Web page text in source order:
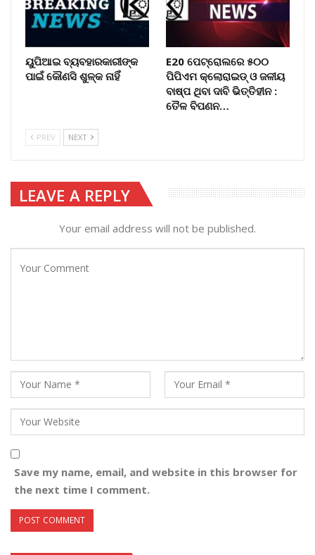
ୟୁପିଆଇ ବ୍ୟବହାରକାରୀଙ୍କ
ପାଇଁ କୌଣସି ଶୁଳ୍କ ନାହିଁ
E20 ପେଟ୍ରୋଲରେ ୫୦୦
ପିପିଏମ କ୍ଲୋରାଇଡ୍ ଓ ଜଳୀୟ
ବାଷ୍ପ ଥିବା ଦାବି ଭିତ୍ତିହୀନ :
ତୈଳ ବିପଣନ…
PREV NEXT
LEAVE A REPLY
Your email address will not be published.
Save my name, email, and website in this browser for
the next time I comment.